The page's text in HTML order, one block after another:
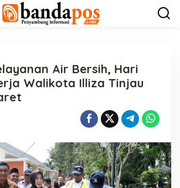
Air Bersih, Hari
Walikota Illiza Tinjau